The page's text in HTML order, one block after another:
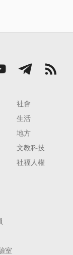
社會
生活
地方
文教科技
社福人權
室